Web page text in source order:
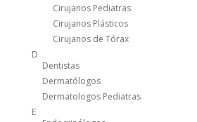
Cirujanos Pediatras
Cirujanos Plásticos
Cirujanos de Tórax
D
Dentistas
Dermatólogos
Dermatologos Pediatras
E